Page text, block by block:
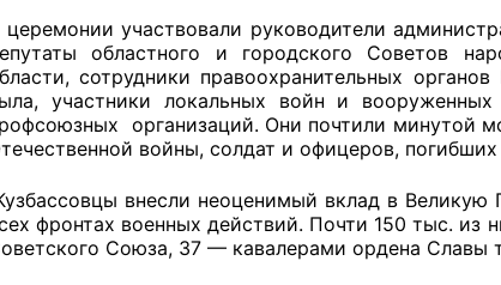
советы при территориальных органах
власти
церемонии участвовали руководители
областного и городского Советов
сотрудники правоохранительных
участники локальных войн и
организаций. Они почтили минутой
войны, солдат и офицеров, погибших
внесли неоценимый вклад в
фронтах военных действий. Почти 150 тыс. из
Союза, 37 — кавалерами ордена Славы